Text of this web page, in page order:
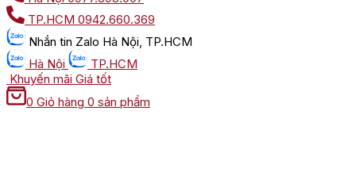
TP.HCM 0942.660.369
Nhắn tin Zalo Hà Nội, TP.HCM
Hà Nội
TP.HCM
Khuyến mãi Giá tốt
0 Giỏ hàng 0 sản phẩm